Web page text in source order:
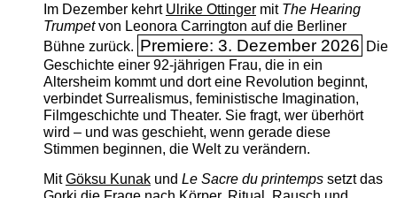
Im Dezember kehrt Ulrike Ottingermit The ­Hearing
Trumpetvon Leonora Carrington auf die Berliner
Bühne zurück. Premiere: 3. Dezember 2026 Die
Geschichte einer 92-jährigen Frau, die in ein
Altersheim kommt und dort eine Revolution beginnt,
verbindet Surrealismus, feministische Imagination,
Filmgeschichte und Theater. Sie fragt, wer überhört
wird – und was geschieht, wenn gerade diese
Stimmen beginnen, die Welt zu verändern.
MitGöksu Kunakund Le Sacre du printempssetzt das